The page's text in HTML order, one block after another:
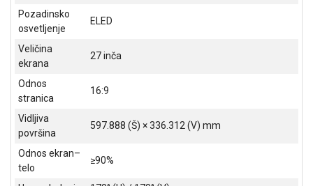
KANCELARIJSKI
MATERIJAL
SVE
ZA
KUĆU
PRIBOR
BICIKLE
Pozadinsko
osvetljenje
ELED
Veličina
ekrana
27 inča
Odnos
stranica
16:9
Vidljiva
površina
597.888 (Š) × 336.312 (V) mm
Odnos ekran–
telo
≥90%